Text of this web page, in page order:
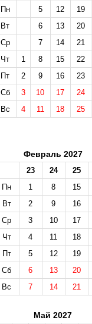
Пн
5 12
19
Вт
6 13
20
Ср
7 14
21
Чт
1 8 15
22
Пт
2 9 16
23
Сб
3 10 17
24
Вс
4 11 18 25
Февраль 2027
23 24
25
Пн
1 8
15
Вт
2 9
16
Ср
3 10
17
Чт
4 11
18
Пт
5 12
19
Сб
6 13
20
Вс
7 14 21
Май 2027